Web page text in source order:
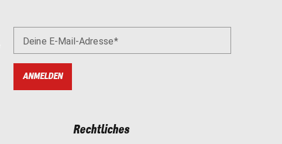
Deine E-Mail-Adresse
ANMELDEN
Rechtliches